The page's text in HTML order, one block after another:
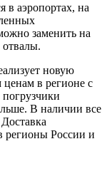
в аэропортах, на
заменить на
отвалы.
новую
в регионе с
В наличии все
регионы России и